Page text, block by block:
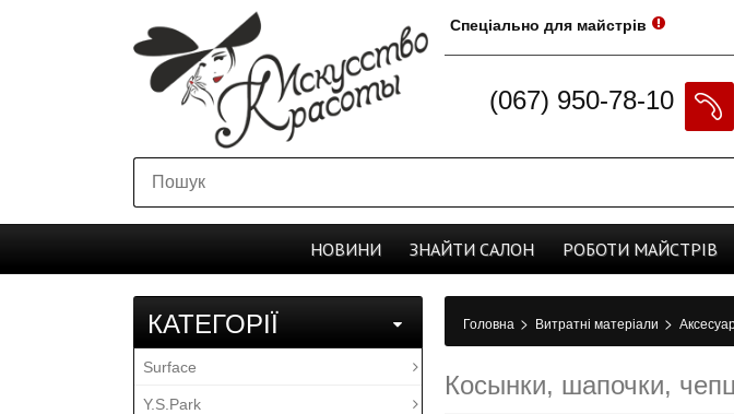
Спеціально для майстрів
(067) 950-78-10
НОВИНИ ЗНАЙТИ CАЛОН РОБОТИ МАЙСТРІВ
КАТЕГОРІЇ
Surface
Y.S.Park
Головна > Витратні матеріали >
Косынки, шапочки,